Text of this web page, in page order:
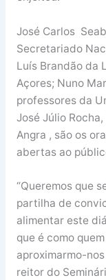
José Carlos
Secretariado
Luís Brandão da
Açores; Nuno
professores da
José Júlio
Angra , são os
abertas ao
“Queremos que
partilha de
alimentar este
que é como
aproximarmo-
reitor do